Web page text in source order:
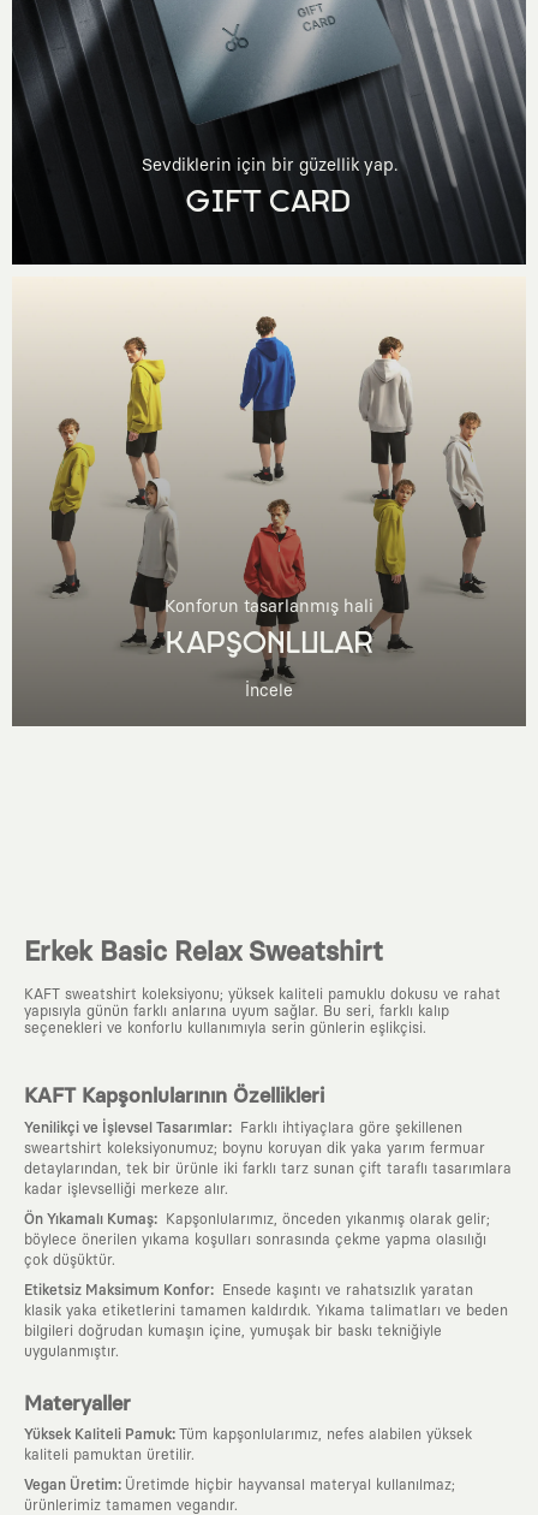
Sevdiklerin için bir güzellik yap.
GIFT CARD
Konforun tasarlanmış hali
KAPŞONLULAR
İncele
Erkek Basic Relax Sweatshirt
KAFT sweatshirt koleksiyonu; yüksek kaliteli pamuklu dokusu ve rahat
yapısıyla günün farklı anlarına uyum sağlar. Bu seri, farklı kalıp
seçenekleri ve konforlu kullanımıyla serin günlerin eşlikçisi.
KAFT Kapşonlularının Özellikleri
Yenilikçi ve İşlevsel Tasarımlar:
Farklı ihtiyaçlara göre şekillenen
sweartshirt koleksiyonumuz; boynu koruyan dik yaka yarım fermuar
detaylarından, tek bir ürünle iki farklı tarz sunan çift taraflı tasarımlara
kadar işlevselliği merkeze alır.
Ön Yıkamalı Kumaş:
Kapşonlularımız, önceden yıkanmış olarak gelir;
böylece önerilen yıkama koşulları sonrasında çekme yapma olasılığı
çok düşüktür.
Etiketsiz Maksimum Konfor:
Ensede kaşıntı ve rahatsızlık yaratan
klasik yaka etiketlerini tamamen kaldırdık. Yıkama talimatları ve beden
bilgileri doğrudan kumaşın içine, yumuşak bir baskı tekniğiyle
uygulanmıştır.
Materyaller
Yüksek Kaliteli Pamuk: Tüm kapşonlularımız, nefes alabilen yüksek
kaliteli pamuktan üretilir.
Vegan Üretim: Üretimde hiçbir hayvansal materyal kullanılmaz;
ürünlerimiz tamamen vegandır.